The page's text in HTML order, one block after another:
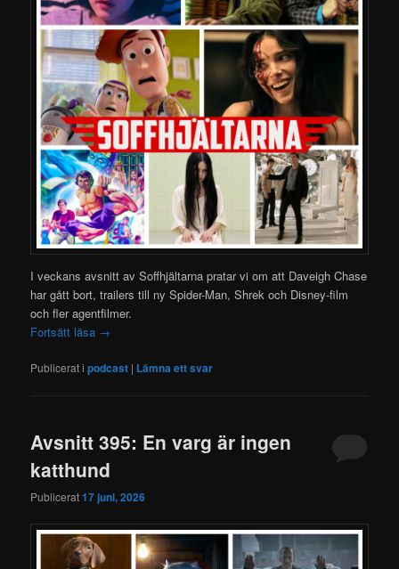
I veckans avsnitt av Soffhjältarna pratar vi om att Daveigh Chase
har gått bort, trailers till ny Spider-Man, Shrek och Disney-film
och fler agentfilmer.
Fortsätt läsa →
Publicerat i podcast | Lämna ett svar
Avsnitt 395: En varg är ingen
katthund
Publicerat17 juni, 2026